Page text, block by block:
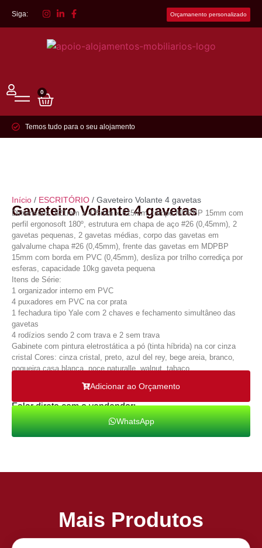
Siga: Orçamanento personalizado
0
Temos tudo para o seu alojamento
Início / ESCRITÓRIO / Gaveteiro Volante 4 gavetas
Gaveteiro Volante 4 gavetas
Dimensões: 621mm x 435mm x 615mm, tampo MDPBP 15mm com
perfil ergonosoft 180º, estrutura em chapa de aço #26 (0,45mm), 2
gavetas pequenas, 2 gavetas médias, corpo das gavetas em
galvalume chapa #26 (0,45mm), frente das gavetas em MDPBP
15mm com borda em PVC (0,45mm), desliza por trilho corrediça por
esferas, capacidade 10kg gaveta pequena
Itens de Série:
1 organizador interno em PVC
4 puxadores em PVC na cor prata
1 fechadura tipo Yale com 2 chaves e fechamento simultâneo das
gavetas
4 rodízios sendo 2 com trava e 2 sem trava
Gabinete com pintura eletrostática a pó (tinta híbrida) na cor cinza
cristal Cores: cinza cristal, preto, azul del rey, bege areia, branco,
nogueira casa blanca, noce naturalle, walnut, tabaco.
Adicionar ao Orçamento
Falar direto com o vendendor:
WhatsApp
Mais Produtos